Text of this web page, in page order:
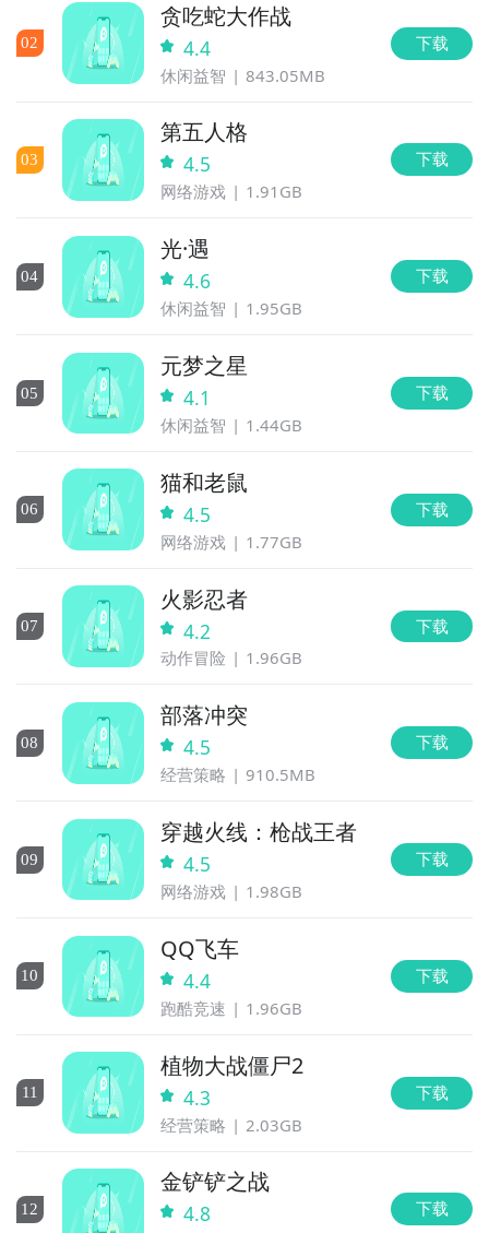
02
贪吃蛇大作战
4.4
休闲益智 843.05MB
下载
03
第五人格
4.5
网络游戏 1.91GB
下载
04
光·遇
4.6
休闲益智 1.95GB
下载
05
元梦之星
4.1
休闲益智 1.44GB
下载
06
猫和老鼠
4.5
网络游戏 1.77GB
下载
07
火影忍者
4.2
动作冒险 1.96GB
下载
08
部落冲突
4.5
经营策略 910.5MB
下载
09
穿越火线：枪战王者
4.5
网络游戏 1.98GB
下载
10
QQ飞车
4.4
跑酷竞速 1.96GB
下载
11
植物大战僵尸2
4.3
经营策略 2.03GB
下载
12
金铲铲之战
4.8 下载